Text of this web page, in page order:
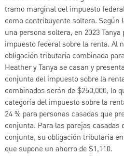
tramo marginal del impuesto
como contribuyente soltera. Según
una persona soltera, en 2023 Tanya
impuesto federal sobre la renta. Al
obligación tributaria combinada
Heather y Tanya se casan y
conjunta del impuesto sobre la
combinados serán de $250,000, lo
categoría del impuesto sobre la
24 % para personas casadas que
conjunta. Para las parejas casadas
conjunta, su obligación tributaria
que supone un ahorro de $1,110.